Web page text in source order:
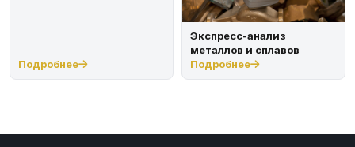
Подробнее
Экспресс-анализ
металлов и сплавов
Подробнее